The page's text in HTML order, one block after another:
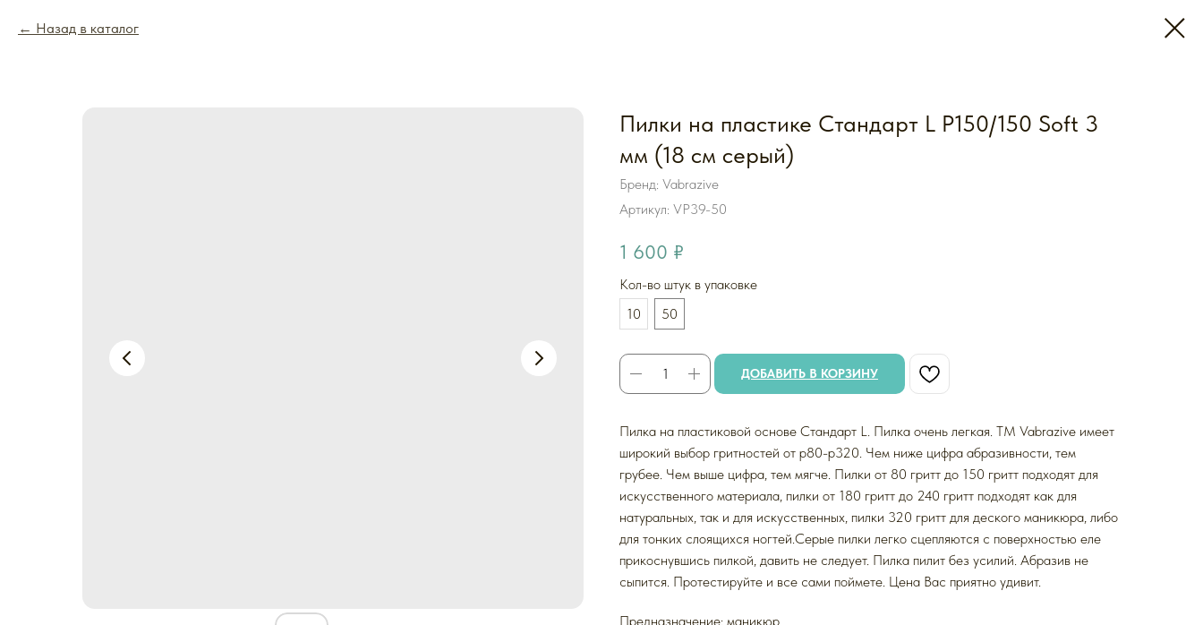
Назад в каталог
Пилки на пластике Стандарт L P150/150 Soft 3
мм (18 см серый)
Бренд: Vabrazive
Артикул: VP39-50
1 600 ₽
Кол-во штук в упаковке
10
50
ДОБАВИТЬ В КОРЗИНУ
Пилка на пластиковой основе Стандарт L. Пилка очень легкая. ТМ Vabrazive имеет
широкий выбор гритностей от p80-p320. Чем ниже цифра абразивности, тем
грубее. Чем выше цифра, тем мягче. Пилки от 80 гритт до 150 гритт подходят для
искусственного материала, пилки от 180 гритт до 240 гритт подходят как для
натуральных, так и для искусственных, пилки 320 гритт для деского маникюра, либо
для тонких слоящихся ногтей.Серые пилки легко сцепляются с поверхностью еле
прикоснувшись пилкой, давить не следует. Пилка пилит без усилий. Абразив не
сыпится. Протестируйте и все сами поймете. Цена Вас приятно удивит.
Предназначение: маникюр